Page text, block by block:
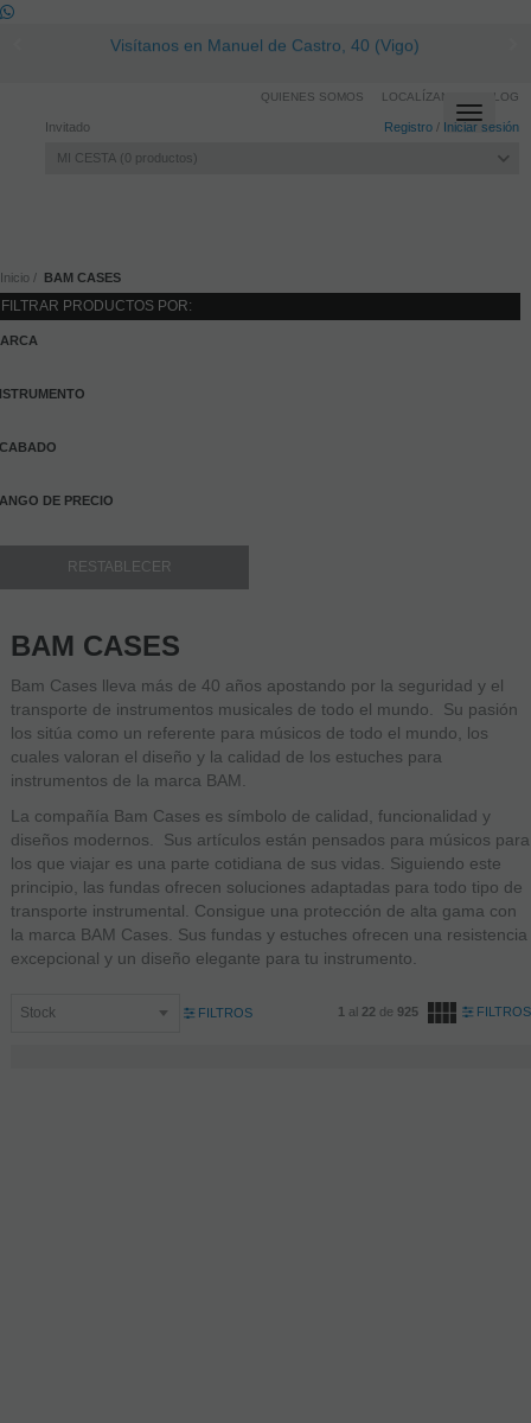
Visítanos en Manuel de Castro, 40 (Vigo)
Invitado Registro / Iniciar sesión
MI CESTA 0 productos
QUIENES SOMOS LOCALÍZANOS BLOG
Toggle
Inicio BAM CASES
FILTRAR PRODUCTOS POR:
DE PRECIO
BAM CASES
Bam Cases lleva más de 40 años apostando por la seguridad y el
transporte de instrumentos musicales de todo el mundo. Su pasión
los sitúa como un referente para músicos de todo el mundo, los
cuales valoran el diseño y la calidad de los estuches para
instrumentos de la marca BAM.
La compañía Bam Cases es símbolo de calidad, funcionalidad y
diseños modernos. Sus artículos están pensados para músicos para
los que viajar es una parte cotidiana de sus vidas. Siguiendo este
principio, las fundas ofrecen soluciones adaptadas para todo tipo de
transporte instrumental. Consigue una protección de alta gama con
la marca BAM Cases. Sus fundas y estuches ofrecen una resistencia
excepcional y un diseño elegante para tu instrumento.
FILTROS 1 al 22 de 925 FILTROS